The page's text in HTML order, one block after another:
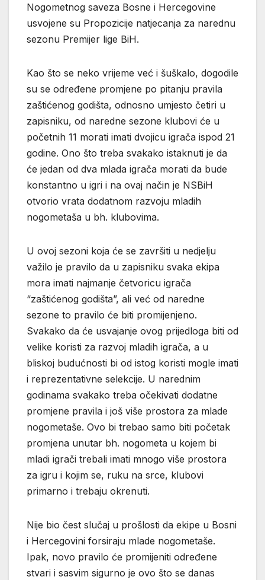
Nogometnog saveza Bosne i Hercegovine
usvojene su Propozicije natjecanja za narednu
sezonu Premijer lige BiH.
Kao što se neko vrijeme već i šuškalo, dogodile
su se određene promjene po pitanju pravila
zaštićenog godišta, odnosno umjesto četiri u
zapisniku, od naredne sezone klubovi će u
početnih 11 morati imati dvojicu igrača ispod 21
godine. Ono što treba svakako istaknuti je da
će jedan od dva mlada igrača morati da bude
konstantno u igri i na ovaj način je NSBiH
otvorio vrata dodatnom razvoju mladih
nogometaša u bh. klubovima.
U ovoj sezoni koja će se završiti u nedjelju
važilo je pravilo da u zapisniku svaka ekipa
mora imati najmanje četvoricu igrača
“zaštićenog godišta”, ali već od naredne
sezone to pravilo će biti promijenjeno.
Svakako da će usvajanje ovog prijedloga biti od
velike koristi za razvoj mladih igrača, a u
bliskoj budućnosti bi od istog koristi mogle imati
i reprezentativne selekcije. U narednim
godinama svakako treba očekivati dodatne
promjene pravila i još više prostora za mlade
nogometaše. Ovo bi trebao samo biti početak
promjena unutar bh. nogometa u kojem bi
mladi igrači trebali imati mnogo više prostora
za igru i kojim se, ruku na srce, klubovi
primarno i trebaju okrenuti.
Nije bio čest slučaj u prošlosti da ekipe u Bosni
i Hercegovini forsiraju mlade nogometaše.
Ipak, novo pravilo će promijeniti određene
stvari i sasvim sigurno je ovo što se danas